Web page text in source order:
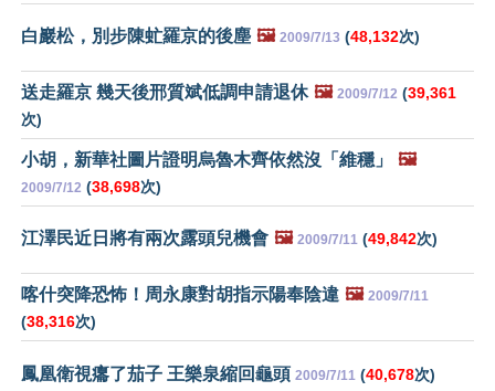
白巖松，別步陳虻羅京的後塵 🖼️ 2009/7/13 (48,132次)
送走羅京 幾天後邢質斌低調申請退休 🖼️ 2009/7/12 (39,361
次)
小胡，新華社圖片證明烏魯木齊依然沒「維穩」 🖼️
2009/7/12 (38,698次)
江澤民近日將有兩次露頭兒機會 🖼️ 2009/7/11 (49,842次)
喀什突降恐怖！周永康對胡指示陽奉陰違 🖼️ 2009/7/11
(38,316次)
鳳凰衛視癟了茄子 王樂泉縮回龜頭 2009/7/11 (40,678次)